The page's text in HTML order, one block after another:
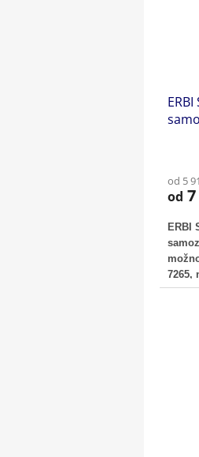
od 5
od
ERBI
7265,
7265.